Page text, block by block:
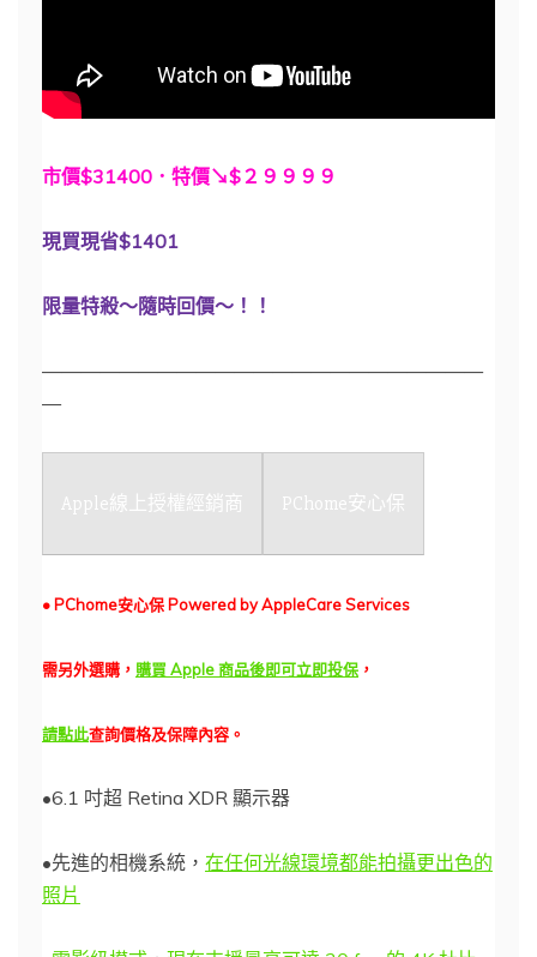
市價$31400．特價↘$２９９９９
現買現省$1401
限量特殺～隨時回價～！！
———————————————————————
—
Apple線上授權經銷商 PChome安心保
• PChome安心保 Powered by AppleCare Services
需另外選購， 購買 Apple 商品後即可立即投保 ，
請點此查詢價格及保障內容。
•6.1 吋超 Retina XDR 顯示器
•先進的相機系統， 在任何光線環境都能拍攝更出色的
照片